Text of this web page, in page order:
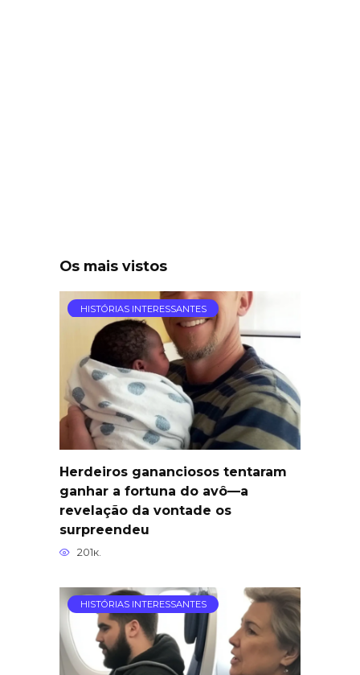
Os mais vistos
HISTÓRIAS INTERESSANTES
Herdeiros gananciosos tentaram
ganhar a fortuna do avô—a
revelação da vontade os
surpreendeu
201к.
HISTÓRIAS INTERESSANTES